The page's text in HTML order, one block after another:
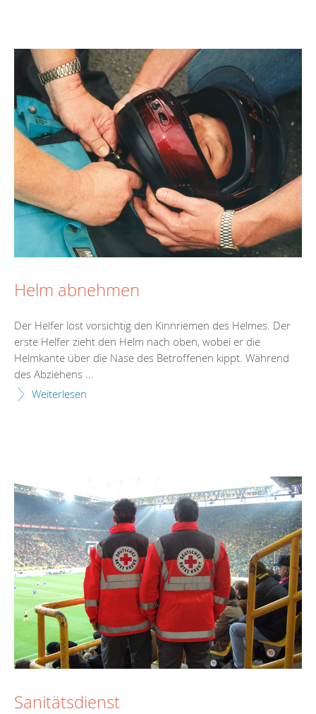
Helm abnehmen
Der Helfer löst vorsichtig den Kinnriemen des Helmes. Der
erste Helfer zieht den Helm nach oben, wobei er die
Helmkante über die Nase des Betroffenen kippt. Während
des Abziehens ...
Weiterlesen
Sanitätsdienst